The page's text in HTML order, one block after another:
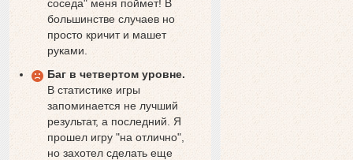
соседа" меня поймет! В
большинстве случаев но
просто кричит и машет
руками.
Баг в четвертом уровне.
В статистике игры
запоминается не лучший
результат, а последний. Я
прошел игру "на отлично",
но захотел сделать еще